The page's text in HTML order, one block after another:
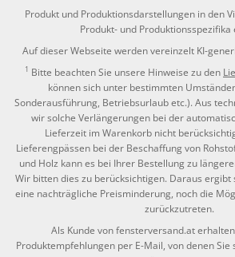
Produkt und Produktionsdarstellungen in den
Produkt- und Produktionsspezifika
Auf dieser Webseite werden vereinzelt KI-
1 Bitte beachten Sie unsere Hinweise zu den
können sich unter bestimmten
Sonderausführung, Betriebsurlaub etc.). Aus
wir solche Verlängerungen bei der
Lieferzeit im Warenkorb nicht
Lieferengpässen bei der Beschaffung von
und Holz kann es bei Ihrer Bestellung zu
Wir bitten dies zu berücksichtigen. Daraus ergibt
eine nachträgliche Preisminderung, noch die
zurückzutreten.
Als Kunde von fensterversand.at
Produktempfehlungen per E-Mail, von denen